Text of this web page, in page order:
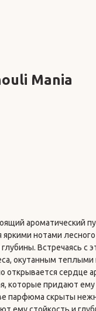
Mania
ароматический
нотами
Встречаясь с
окутанным
открывается сердце
которые придают ему
парфюма скрыты
ему стойкость и